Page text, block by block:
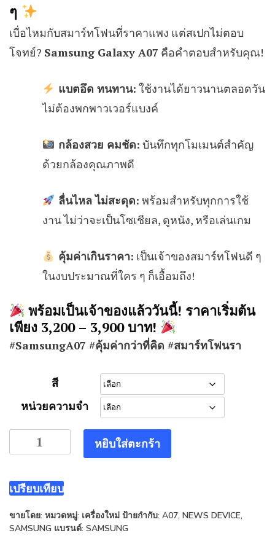
ๆ
เบื่อไหมกับสมาร์ทโฟนที่ราคาแพง แต่สเปกไม่ตอบ
โจทย์? Samsung Galaxy A07 คือคำตอบสำหรับคุณ!
แบตอึด ทนทาน: ใช้งานได้ยาวนานตลอดวัน
ไม่ต้องพกพาวเวอร์แบงค์
กล้องสวย คมชัด: บันทึกทุกโมเมนต์สำคัญ
ด้วยกล้องคุณภาพดี
ลื่นไหล ไม่สะดุด: พร้อมสำหรับทุกการใช้
งาน ไม่ว่าจะเป็นโซเชียล, ดูหนัง, หรือเล่นเกม
คุ้มค่าเกินราคา: เป็นเจ้าของสมาร์ทโฟนดี ๆ
ในงบประมาณที่ใคร ๆ ก็เอื้อมถึง!
พร้อมเป็นเจ้าของแล้ววันนี้! ราคาเริ่มต้น
เพียง 3,200 – 3,900 บาท!
#SamsungA07 #คุ้มค่ากว่าที่คิด #สมาร์ทโฟนรา
สี
หน่วยความจำ
จำนวน
Samsung
(news)
หยิบใส่ตะกร้า
เปรียบเทียบ
ขายโดย: หมวดหมู่: เครื่องใหม่ ป้ายกำกับ: A07, NEWS DEVICE,
SAMSUNG แบรนด์: SAMSUNG